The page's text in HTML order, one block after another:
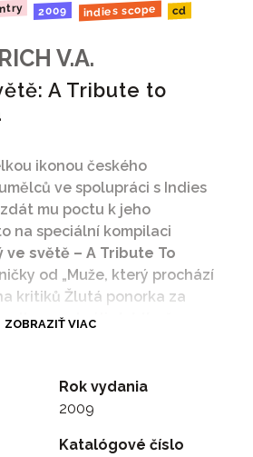
2009 indies scope cd
V.A.
A Tribute to
ikonou českého
ve spolupráci s Indies
mu poctu k jeho
na speciální kompilaci
ve světě – A Tribute To
od „Muže, který prochází
kritiků Žlutá ponorka za
album nahráli:
slově v albu píše: „
hudbu, jakou jsou písně
ZOBRAZIŤ VIAC
Rok vydania
2009
Katalógové číslo